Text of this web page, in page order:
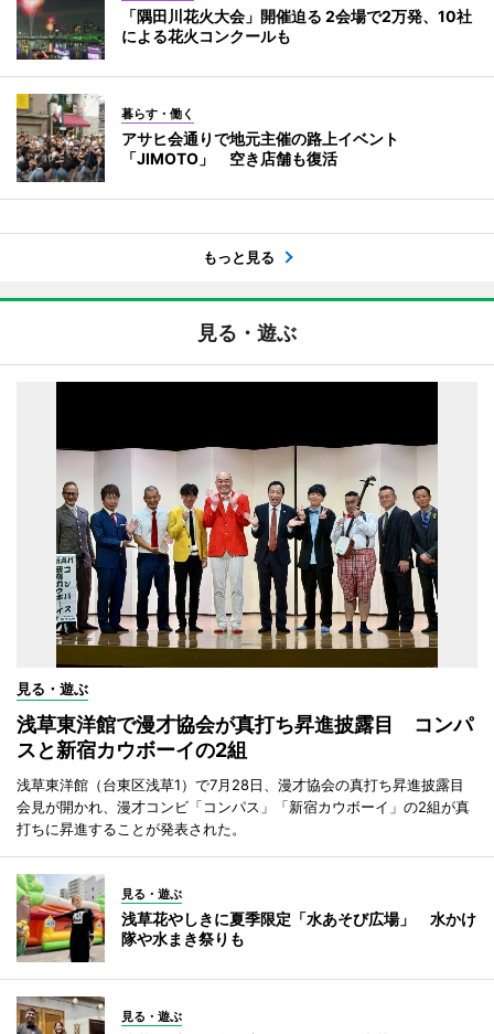
「隅田川花火大会」開催迫る 2会場で2万発、10社
による花火コンクールも
暮らす・働く
アサヒ会通りで地元主催の路上イベント
「JIMOTO」 空き店舗も復活
もっと見る
見る・遊ぶ
見る・遊ぶ
浅草東洋館で漫才協会が真打ち昇進披露目 コンパ
スと新宿カウボーイの2組
浅草東洋館（台東区浅草1）で7月28日、漫才協会の真打ち昇進披露目
会見が開かれ、漫才コンビ「コンパス」「新宿カウボーイ」の2組が真
打ちに昇進することが発表された。
見る・遊ぶ
浅草花やしきに夏季限定「水あそび広場」 水かけ
隊や水まき祭りも
見る・遊ぶ